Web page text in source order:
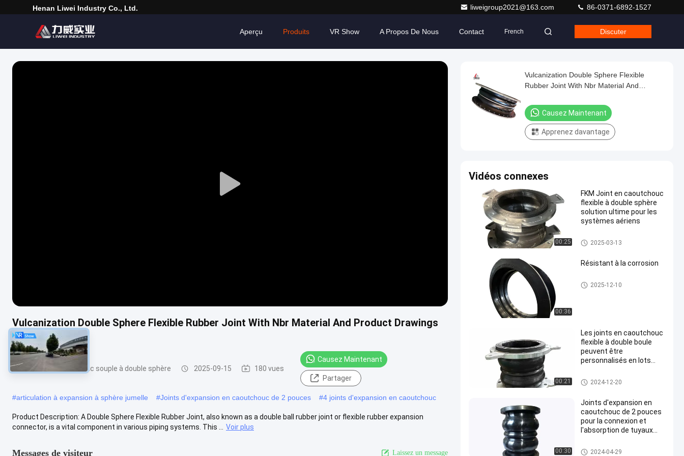
Henan Liwei Industry Co., Ltd. liweigroup2021@163.com 86-0371-6892-1527
Aperçu Produits VR Show A Propos De Nous Contact French Discuter
Play
Vulcanization Double Sphere Flexible Rubber Joint With Nbr Material And Product Drawings
Offer
Joints en caoutchouc souple à double sphère 2025-09-15 180 vues
Causez Maintenant
Partager
#articulation à expansion à sphère jumelle #Joints d'expansion en caoutchouc de 2 pouces #4 joints d'expansion en caoutchouc
Product Description: A Double Sphere Flexible Rubber Joint, also known as a double ball rubber joint or flexible rubber expansion
connector, is a vital component in various piping systems. This ...
Voir plus
Messages de visiteur Laissez un message
Vulcanization Double Sphere Flexible
Rubber Joint With Nbr Material And
Causez Maintenant
Apprenez davantage
Vidéos connexes
00:25
FKM Joint en caoutchouc
flexible à double sphère
solution ultime pour les
systèmes aériens
Joints en caoutchouc souple
à double sphère
2025-03-13
00:36
Résistant à la corrosion
Joints en caoutchouc souple
à double sphère
2025-12-10
00:21
Les joints en caoutchouc
flexible à double boule
peuvent être
personnalisés en lots
connexion de tuyaux sûre
Joints en caoutchouc souple
à double sphère
2024-12-20
00:30
Joints d'expansion en
caoutchouc de 2 pouces
pour la connexion et
l'absorption de tuyaux
Joints en caoutchouc souple
2024-04-29